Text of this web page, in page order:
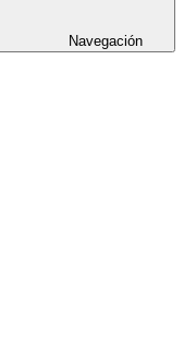
Navegación